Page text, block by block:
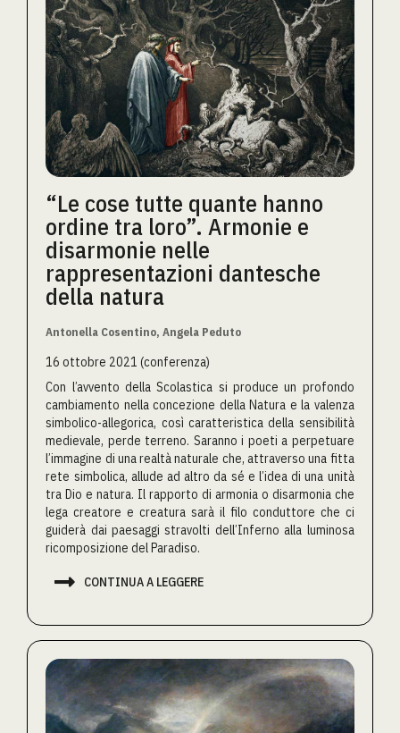
“Le cose tutte quante hanno
ordine tra loro”. Armonie e
disarmonie nelle
rappresentazioni dantesche
della natura
Antonella Cosentino, Angela Peduto
16 ottobre 2021 (conferenza)
Con l’avvento della Scolastica si produce un profondo
cambiamento nella concezione della Natura e la valenza
simbolico-allegorica, così caratteristica della sensibilità
medievale, perde terreno. Saranno i poeti a perpetuare
l’immagine di una realtà naturale che, attraverso una fitta
rete simbolica, allude ad altro da sé e l’idea di una unità
tra Dio e natura. Il rapporto di armonia o disarmonia che
lega creatore e creatura sarà il filo conduttore che ci
guiderà dai paesaggi stravolti dell’Inferno alla luminosa
ricomposizione del Paradiso.
 CONTINUA A LEGGERE